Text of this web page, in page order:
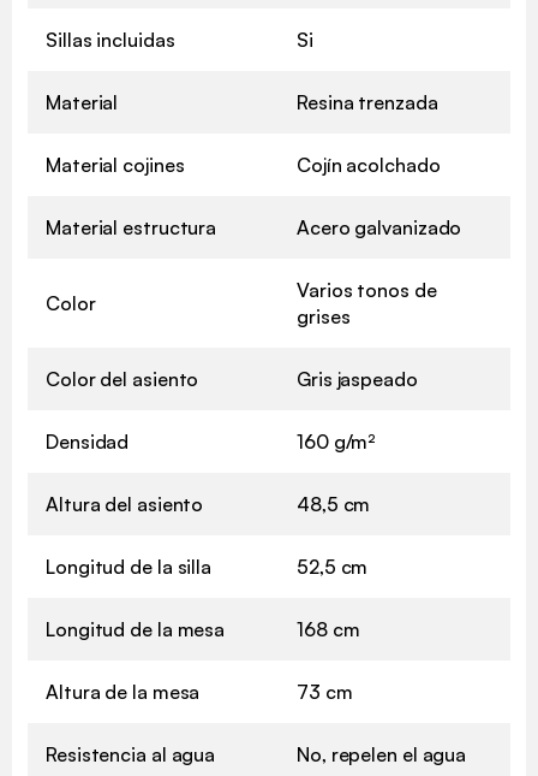
Sillas incluidas Si
Material Resina trenzada
Material cojines Cojín acolchado
Material estructura Acero galvanizado
Color
Varios tonos de
grises
Color del asiento Gris jaspeado
Densidad 160 g/m²
Altura del asiento 48,5 cm
Longitud de la silla 52,5 cm
Longitud de la mesa 168 cm
Altura de la mesa 73 cm
Resistencia al agua No, repelen el agua